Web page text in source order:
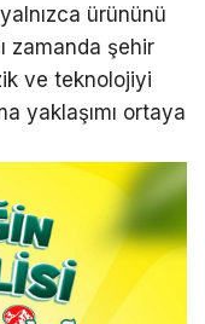
ürününü
zamanda şehir
ve teknolojiyi
yaklaşımı ortaya